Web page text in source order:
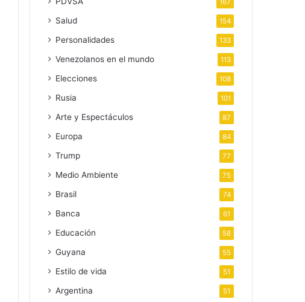
167
Salud 154
Personalidades 133
Venezolanos en el mundo 113
Elecciones 108
Rusia 101
Arte y Espectáculos 87
Europa 84
Trump 77
Medio Ambiente 75
Brasil 74
Banca 61
Educación 58
Guyana 55
Estilo de vida 51
Argentina 51